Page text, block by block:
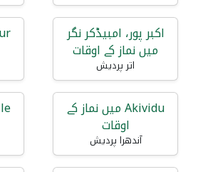
اکبر پور، امبیڈکر نگر
میں نماز کے اوقات
اتر پردیش
Akividu میں نماز کے
اوقات
آندھرا پردیش